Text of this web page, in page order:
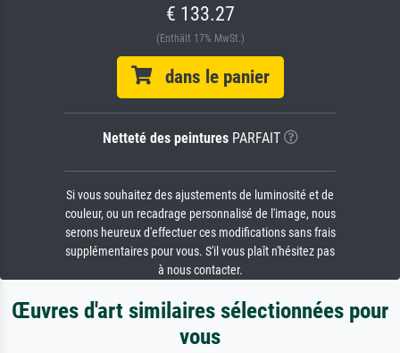
€ 133.27
(Enthält 17% MwSt.)
dans le panier
Netteté des peinturesPARFAIT
Si vous souhaitez des ajustements de luminosité et de
couleur, ou un recadrage personnalisé de l'image, nous
serons heureux d'effectuer ces modifications sans frais
supplémentaires pour vous. S'il vous plaît n'hésitez pas
à nous contacter.
Œuvres d'art similaires sélectionnées pour
vous